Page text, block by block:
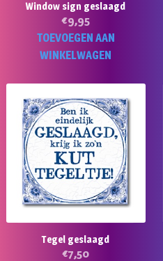
Window sign geslaagd
€9,95
TOEVOEGEN AAN
WINKELWAGEN
Tegel geslaagd
€7,50